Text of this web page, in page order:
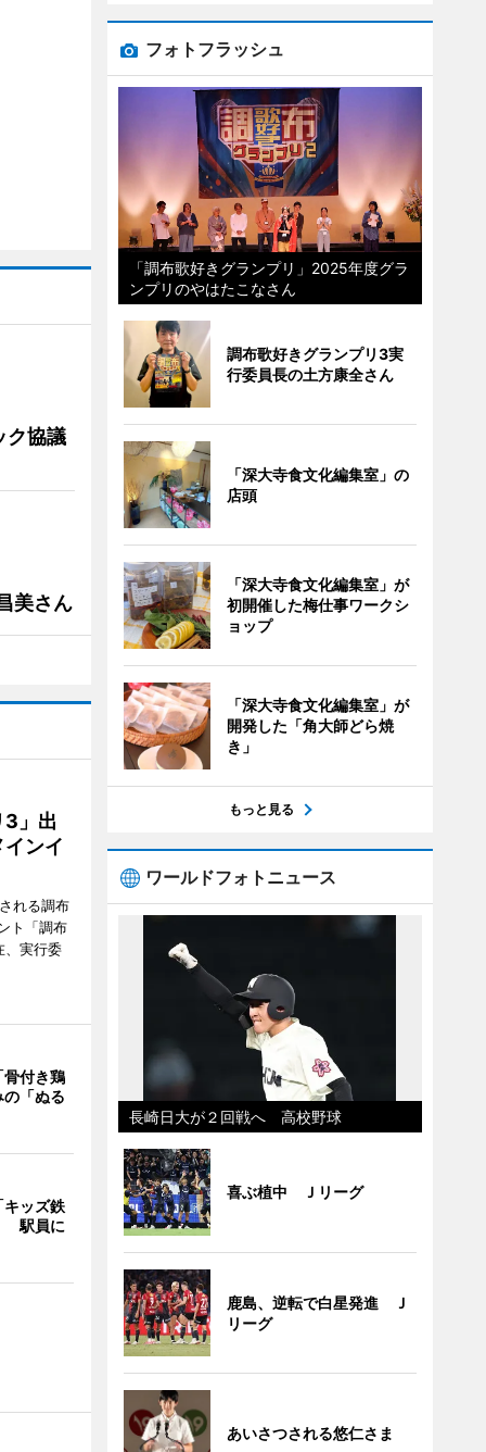
ク協議
美さん
3」出
ンイ
れる調布
ト「調布
、実行委
骨付き鶏
「ぬる
キッズ鉄
駅員に
フォトフラッシュ
「調布歌好きグランプリ」2025年度グラ
ンプリのやはたこなさん
調布歌好きグランプリ3実
行委員長の土方康全さん
「深大寺食文化編集室」の
店頭
「深大寺食文化編集室」が
初開催した梅仕事ワークシ
ョップ
「深大寺食文化編集室」が
開発した「角大師どら焼
き」
もっと見る
ワールドフォトニュース
長崎日大が２回戦へ 高校野球
喜ぶ植中 Ｊリーグ
鹿島、逆転で白星発進 Ｊ
リーグ
あいさつされる悠仁さま